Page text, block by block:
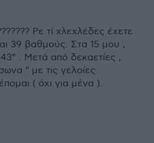
Ρε τί χλεχλέδες έχετε
39 βαθμούς. Στα 15 μου ,
. Μετά από δεκαετίες ,
" με τις γελοίες
( όχι για μένα ).